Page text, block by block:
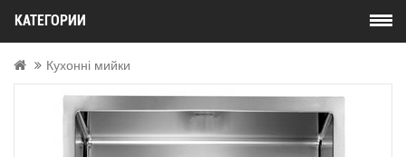
КАТЕГОРИИ
Кухонні мийки